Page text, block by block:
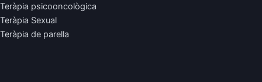
Teràpia psicooncològica
Teràpia Sexual
Teràpia de parella